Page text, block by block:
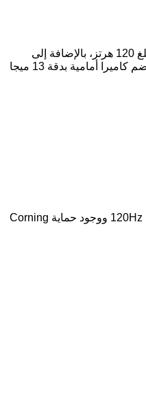
يُعتبر هاتف Xiaomi Poco X5 واحدًا من الخيارات المتوسطة المميزة التي تقدمها شركة شاومي، حيث يتميز بشاشة سوبر أموليد بحجم 6.67 إنش مع دقة FHD+ ومعدل تحديث يبلغ 120 هرتز، بالإضافة إلى
دعمه لشبكات الجيل الخامس 5G. يعمل الهاتف بمعالج Qualcomm Snapdragon 695 5G، ويحتوي على بطارية بسعة 5000 مللي أمبير تدعم الشحن السريع بقوة 33 واط. كما يضم كاميرا أمامية بدقة 13 ميجا
تتميز الشاشة بتصميم الثقب في المنتصف، وهي من نوع Super AMOLED بحجم 6.67 إنش ودقة 1080×2400 بكسل وكثافة 395 بكسل لكل إنش، مع دعم معدل التحديث 120Hz ووجود حماية Corning